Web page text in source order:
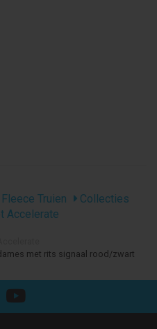
Fleece Truien
Collecties
Accelerate
met rits signaal rood/zwart